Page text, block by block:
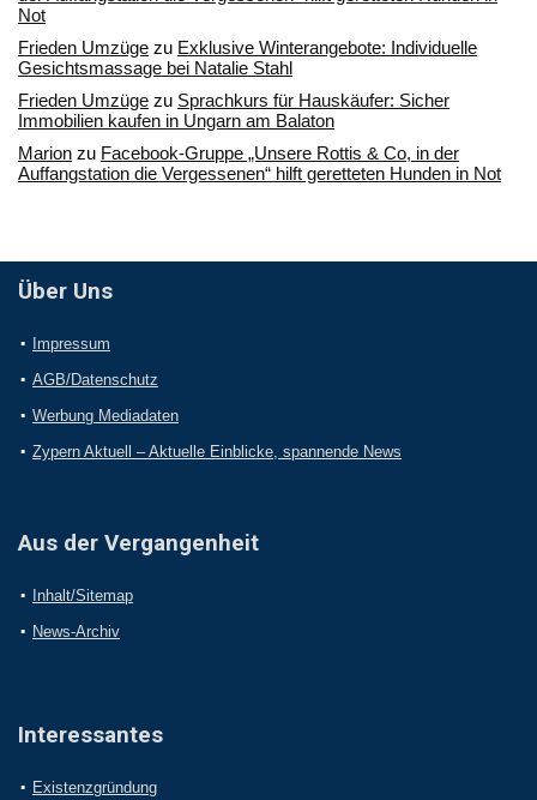
Not
Frieden Umzüge zu Exklusive Winterangebote: Individuelle
Gesichtsmassage bei Natalie Stahl
Frieden Umzüge zu Sprachkurs für Hauskäufer: Sicher
Immobilien kaufen in Ungarn am Balaton
Marion zu Facebook-Gruppe „Unsere Rottis & Co, in der
Auffangstation die Vergessenen“ hilft geretteten Hunden in Not
Über Uns
Impressum
AGB/Datenschutz
Werbung Mediadaten
Zypern Aktuell – Aktuelle Einblicke, spannende News
Aus der Vergangenheit
Inhalt/Sitemap
News-Archiv
Interessantes
Existenzgründung